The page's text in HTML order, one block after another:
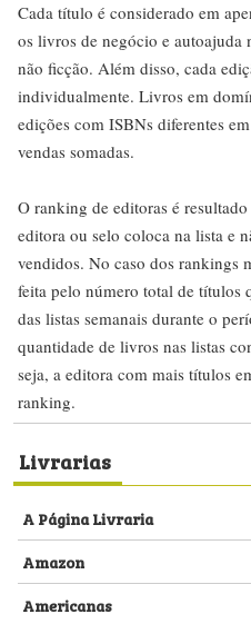
Cada título é considerado em
os livros de negócio e autoajuda
não ficção. Além disso, cada
individualmente. Livros em
edições com ISBNs diferentes
vendas somadas.
O ranking de editoras é
editora ou selo coloca na lista e
vendidos. No caso dos rankings
feita pelo número total de títulos
das listas semanais durante o
quantidade de livros nas listas
seja, a editora com mais títulos
ranking.
Livrarias
A Página Livraria
Amazon
Americanas